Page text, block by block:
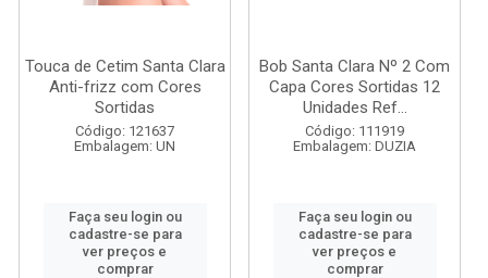
Touca de Cetim Santa Clara
Anti-frizz com Cores
Sortidas
Código: 121637
Embalagem: UN
Faça seu login ou
cadastre-se para
ver preços e
comprar
Bob Santa Clara Nº 2 Com
Capa Cores Sortidas 12
Unidades Ref...
Código: 111919
Embalagem: DUZIA
Faça seu login ou
cadastre-se para
ver preços e
comprar